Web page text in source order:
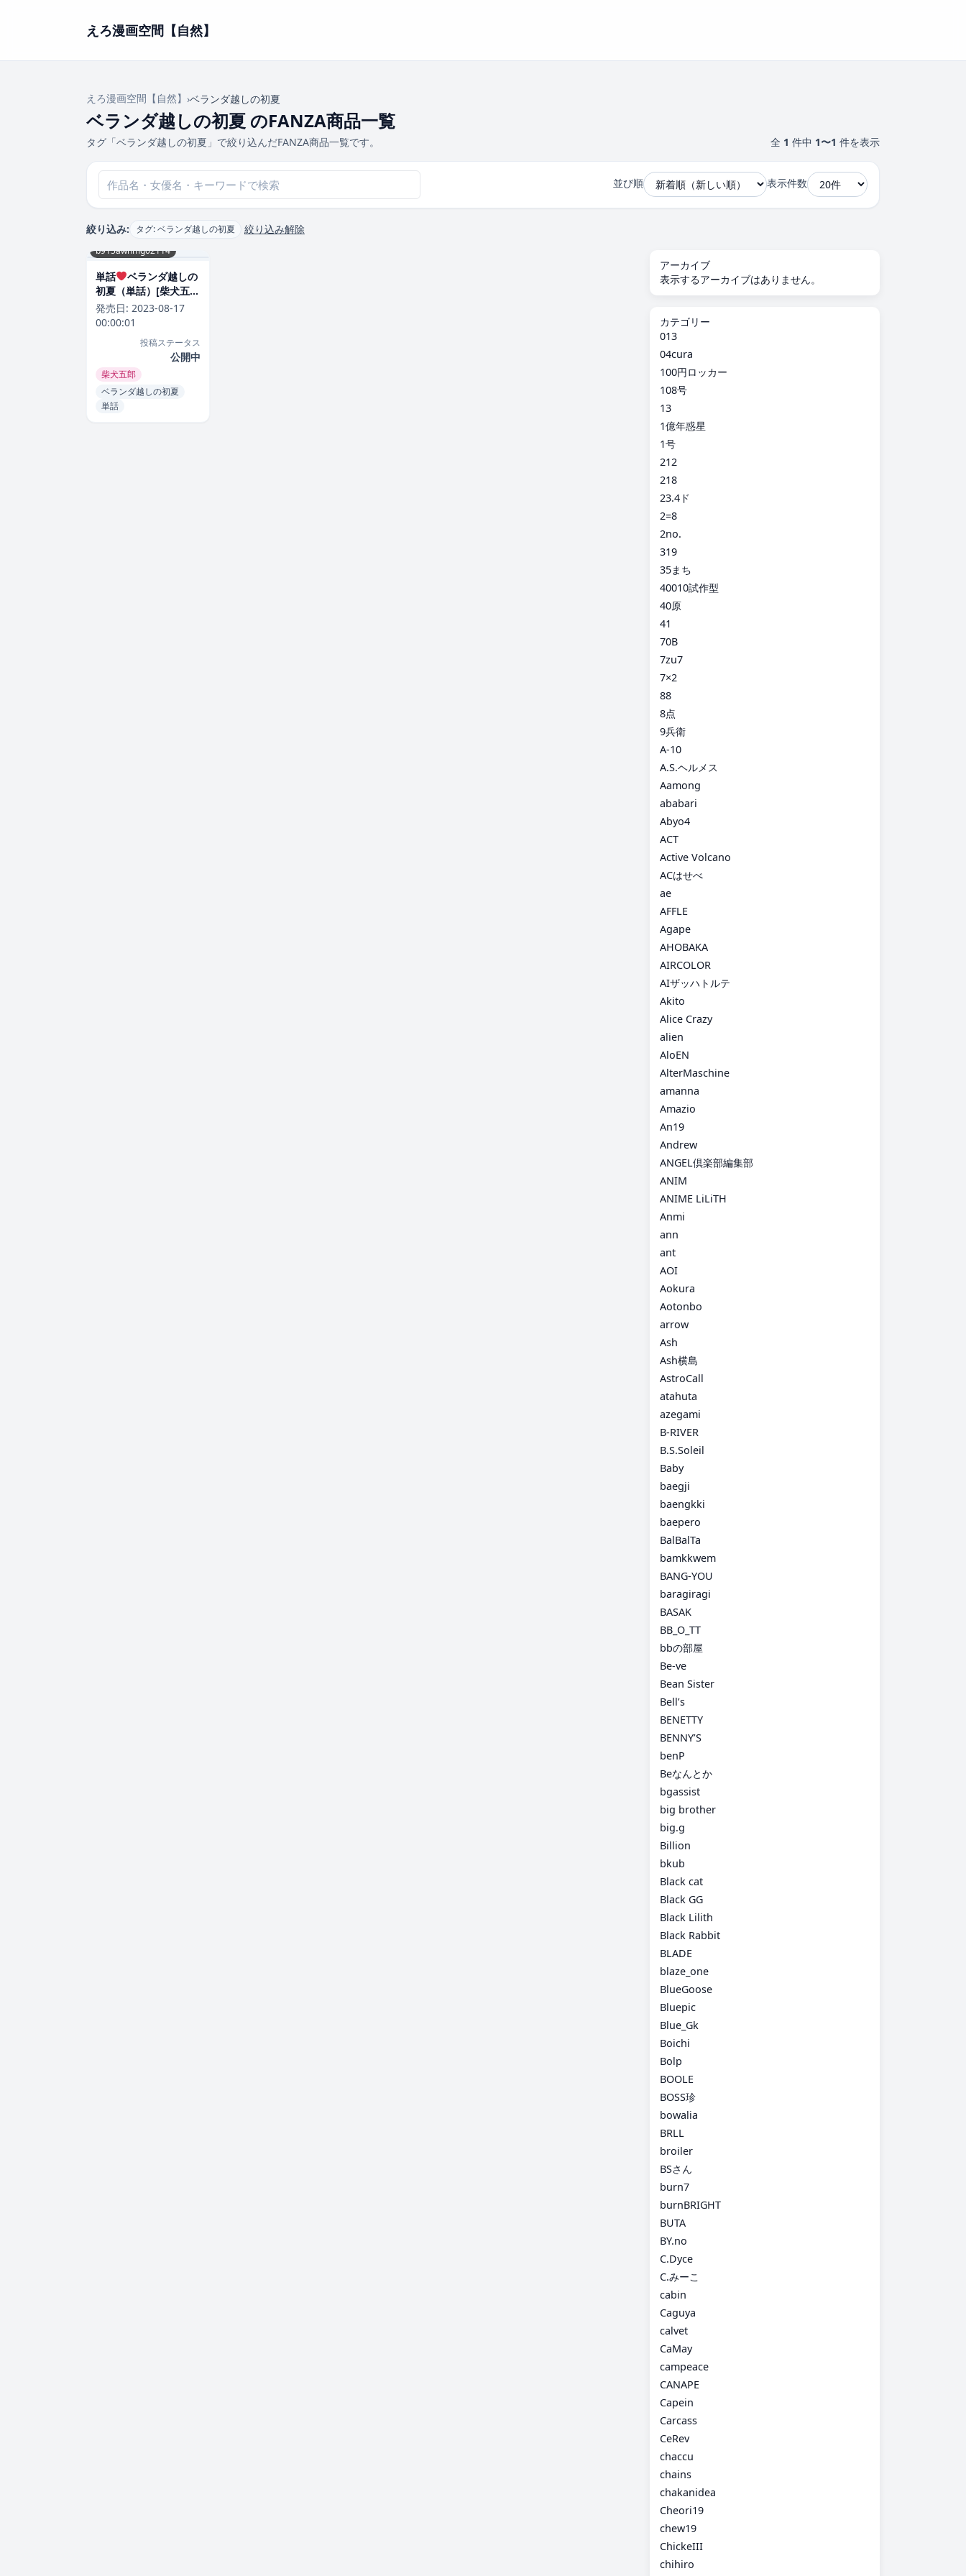
えろ漫画空間【自然】
えろ漫画空間【自然】 ›ベランダ越しの初夏
ベランダ越しの初夏 のFANZA商品一覧
タグ「ベランダ越しの初夏」で絞り込んだFANZA商品一覧です。 全 1 件中 1〜1 件を表示
並び順 表示件数
絞り込み: タグ: ベランダ越しの初夏 絞り込み解除
b915awnmg02114
単話
ベランダ越しの
初夏（単話）[柴犬五
郎]
発売日: 2023-08-17
00:00:01
投稿ステータス
公開中
柴犬五郎
ベランダ越しの初夏
単話
アーカイブ
表示するアーカイブはありません。
カテゴリー
013
04cura
100円ロッカー
108号
13
1億年惑星
1号
212
218
23.4ド
2=8
2no.
319
35まち
40010試作型
40原
41
70B
7zu7
7×2
88
8点
9兵衛
A-10
A.S.ヘルメス
Aamong
ababari
Abyo4
ACT
Active Volcano
ACはせべ
ae
AFFLE
Agape
AHOBAKA
AIRCOLOR
AIザッハトルテ
Akito
Alice Crazy
alien
AloEN
AlterMaschine
amanna
Amazio
An19
Andrew
ANGEL倶楽部編集部
ANIM
ANIME LiLiTH
Anmi
ann
ant
AOI
Aokura
Aotonbo
arrow
Ash
Ash横島
AstroCall
atahuta
azegami
B-RIVER
B.S.Soleil
Baby
baegji
baengkki
baepero
BalBalTa
bamkkwem
BANG-YOU
baragiragi
BASAK
BB_O_TT
bbの部屋
Be-ve
Bean Sister
Bell’s
BENETTY
BENNY’S
benP
Beなんとか
bgassist
big brother
big.g
Billion
bkub
Black cat
Black GG
Black Lilith
Black Rabbit
BLADE
blaze_one
BlueGoose
Bluepic
Blue_Gk
Boichi
Bolp
BOOLE
BOSS珍
bowalia
BRLL
broiler
BSさん
burn7
burnBRIGHT
BUTA
BY.no
C.Dyce
C.みーこ
cabin
Caguya
calvet
CaMay
campeace
CANAPE
Capein
Carcass
CeRev
chaccu
chains
chakanidea
Cheori19
chew19
ChickeIII
chihiro